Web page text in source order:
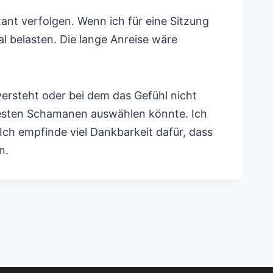
verfolgen. Wenn ich für eine Sitzung
belasten. Die lange Anreise wäre
oder bei dem das Gefühl nicht
Schamanen auswählen könnte. Ich
empfinde viel Dankbarkeit dafür, dass